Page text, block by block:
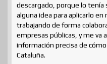
descargado, porque lo tenía
alguna idea para aplicarlo
trabajando de forma
empresas públicas, y me va
información precisa de
Cataluña.